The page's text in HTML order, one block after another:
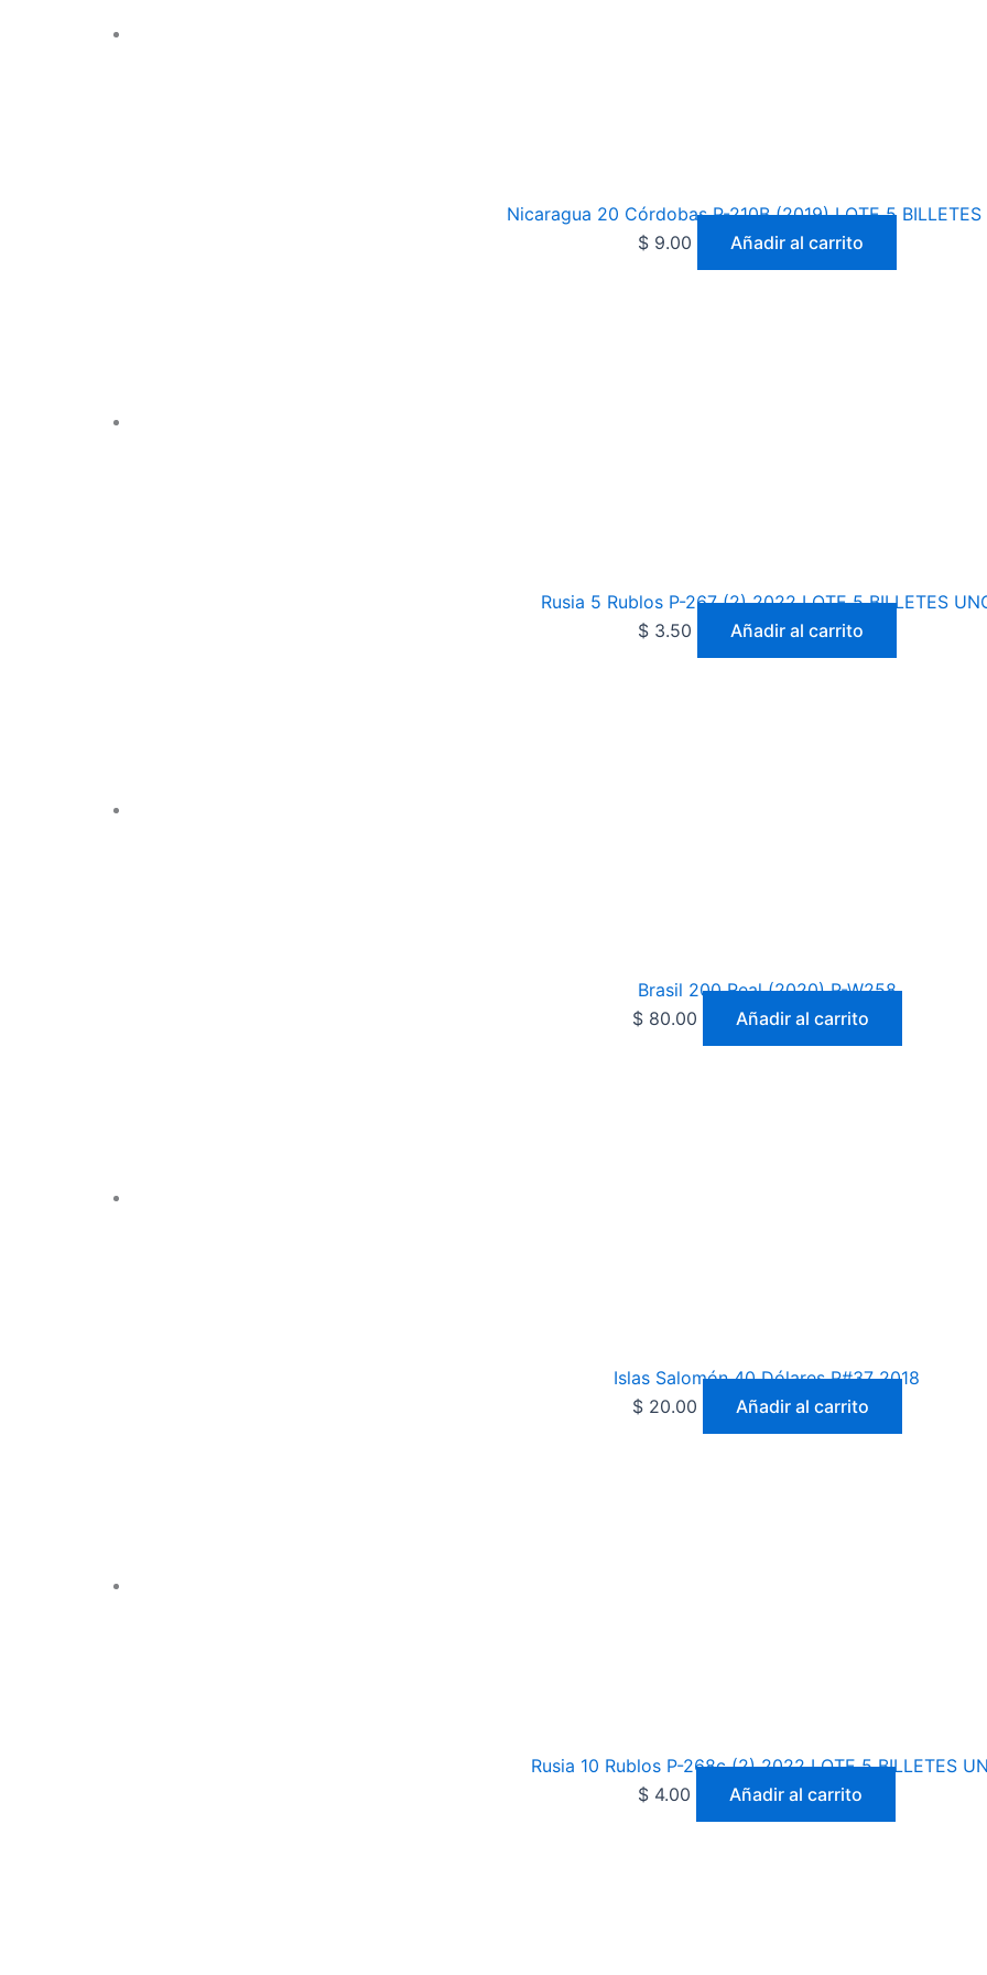
Nicaragua 20 Córdobas P-210B (2019) LOTE 5 BILLETES
$9.00 Añadir al carrito
Rusia 5 Rublos P-267 (2) 2022 LOTE 5 BILLETES
$3.50 Añadir al carrito
Brasil 200 Real (2020) P-W258
$80.00 Añadir al carrito
Islas Salomón 40 Dólares P#37 2018
$20.00 Añadir al carrito
Rusia 10 Rublos P-268c (2) 2022 LOTE 5 BILLETES
$ 4.00 Añadir al carrito